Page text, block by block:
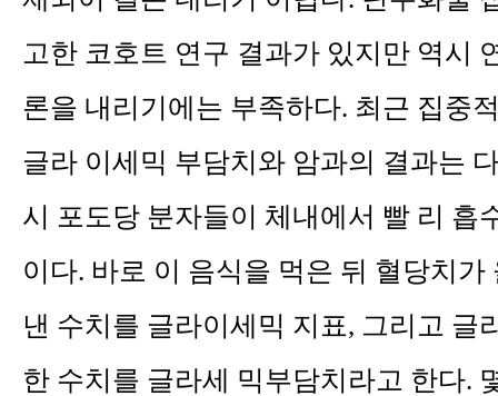
고한 코호트 연구 결과가 있지만 역시
론을 내리기에는 부족하다. 최근 집중
글라 이세믹 부담치와 암과의 결과는
시 포도당 분자들이 체내에서 빨 리 흡
이다. 바로 이 음식을 먹은 뒤 혈당치
낸 수치를 글라이세믹 지표, 그리고 글
한 수치를 글라세 믹부담치라고 한다.